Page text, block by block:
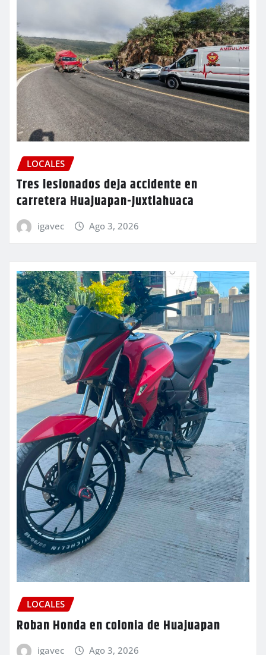
LOCALES
Tres lesionados deja accidente en
carretera Huajuapan-Juxtlahuaca
igavec Ago 3, 2026
LOCALES
Roban Honda en colonia de Huajuapan
igavec Ago 3, 2026